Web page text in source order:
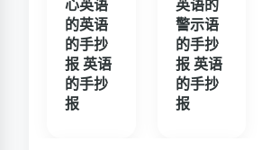
心英语
的英语
的手抄
报 英语
的手抄
报
英语的
警示语
的手抄
报 英语
的手抄
报